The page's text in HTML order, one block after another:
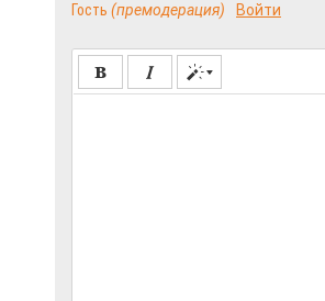
Гость (премодерация) Войти